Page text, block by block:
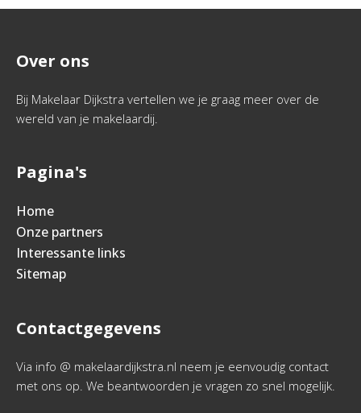
Over ons
Bij Makelaar Dijkstra vertellen we je graag meer over de
wereld van je makelaardij.
Pagina's
Home
Onze partners
Interessante links
Sitemap
Contactgegevens
Via info @ makelaardijkstra.nl neem je eenvoudig contact
met ons op. We beantwoorden je vragen zo snel mogelijk.